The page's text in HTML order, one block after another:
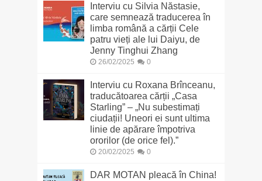
Interviu cu Silvia Năstasie,
care semnează traducerea în
limba română a cărții Cele
patru vieți ale lui Daiyu, de
Jenny Tinghui Zhang
26/02/2025 0
Interviu cu Roxana Brînceanu,
traducătoarea cărții „Casa
Starling” – „Nu subestimați
ciudații! Uneori ei sunt ultima
linie de apărare împotriva
ororilor (de orice fel).”
20/02/2025 0
DAR MOTAN pleacă în China!